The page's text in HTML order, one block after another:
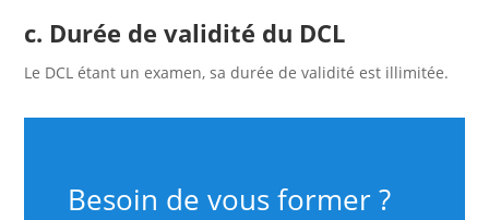
c. Durée de validité du DCL
Le DCL étant un examen, sa durée de validité est illimitée.
Besoin de vous former ?